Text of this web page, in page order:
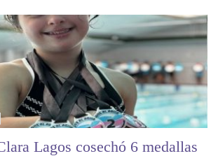
Lagos cosechó 6 medallas